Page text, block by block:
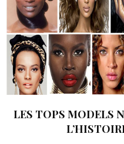
LES TOPS MODELS